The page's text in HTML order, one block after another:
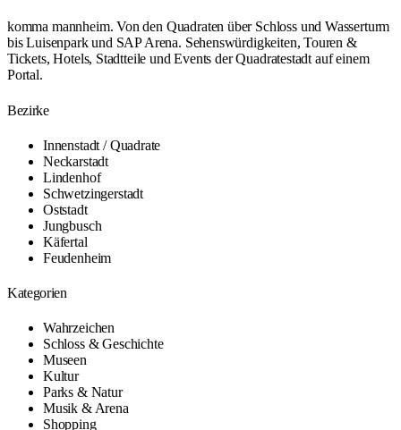
komma mannheim. Von den Quadraten über Schloss und Wasserturm
bis Luisenpark und SAP Arena. Sehenswürdigkeiten, Touren &
Tickets, Hotels, Stadtteile und Events der Quadratestadt auf einem
Portal.
Bezirke
Innenstadt / Quadrate
Neckarstadt
Lindenhof
Schwetzingerstadt
Oststadt
Jungbusch
Käfertal
Feudenheim
Kategorien
Wahrzeichen
Schloss & Geschichte
Museen
Kultur
Parks & Natur
Musik & Arena
Shopping